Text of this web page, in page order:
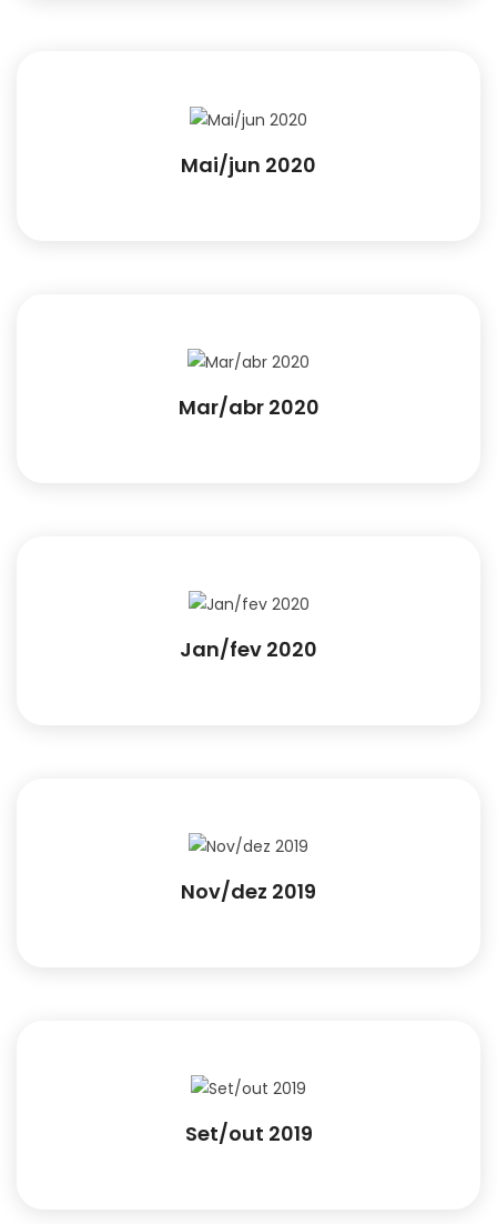
Mai/jun 2020
Mar/abr 2020
Jan/fev 2020
Nov/dez 2019
Set/out 2019